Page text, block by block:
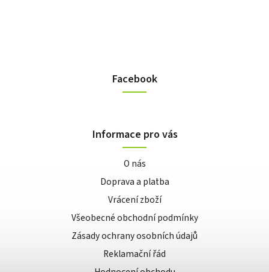
Facebook
Informace pro vás
O nás
Doprava a platba
Vrácení zboží
Všeobecné obchodní podmínky
Zásady ochrany osobních údajů
Reklamační řád